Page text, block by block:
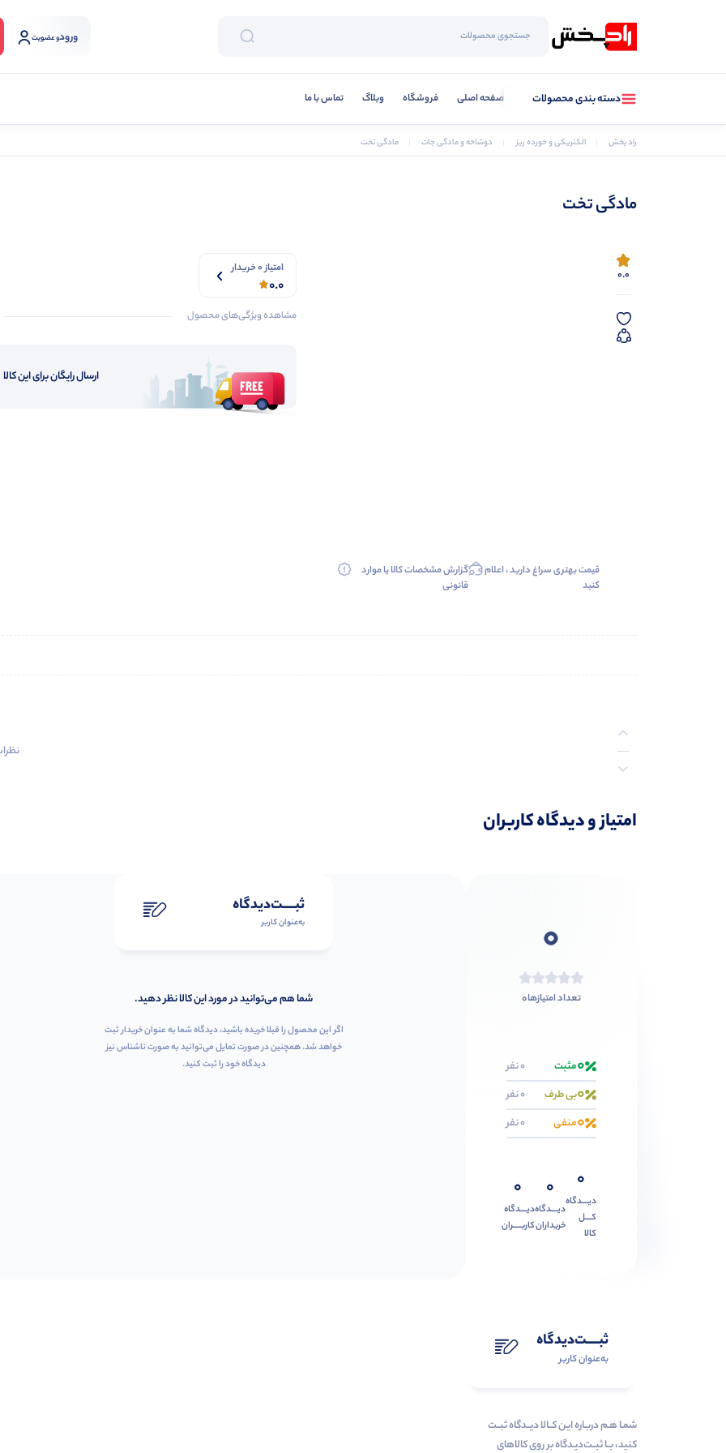
ورودو عضویت
دسته بندی محصولات صفحه اصلی فروشگاه وبلاگ تماس با ما
راد پخش الکتریکی و خورده ریز دوشاخه و مادگی جات مادگی تخت
مادگی تخت
0.0
قیمت بهتری سراغ دارید ، اعلام
کنید
گزارش مشخصات کالا یا موارد
قانونی
امتیاز 0 خریدار
0.0
مشاهده ویژگی‌های محصول
ارسال رایگان برای این کالا
نظرات (0)
امتیاز و دیدگاه کاربران
0
تعداد امتیازها0
0مثبت 0 نفر
0بی طرف 0 نفر
0منفی 0 نفر
0
دیــــدگاه
کــــل
کالا
0
دیــــدگاه
خریداران
0
دیــــدگاه
کاربـــــران
ثبـــــت‌دیدگاه
به‌عنوان کاربر
شمـا هـم دربـاره ایـن کــالا دیــدگاه ثبــت
کنید، بــا ثبــت‌دیـدگاه بر روی کالاهای
ثبـــــت‌دیدگاه
به‌عنوان کاربر
شما هم می‌توانید در مورد این کالا نظر دهید.
اگر این محصول را قبلا خریده باشید، دیدگاه شما به عنوان خریدار ثبت
خواهد شد. همچنین در صورت تمایل می‌توانید به صورت ناشناس نیز
دیدگاه خود را ثبت کنید.